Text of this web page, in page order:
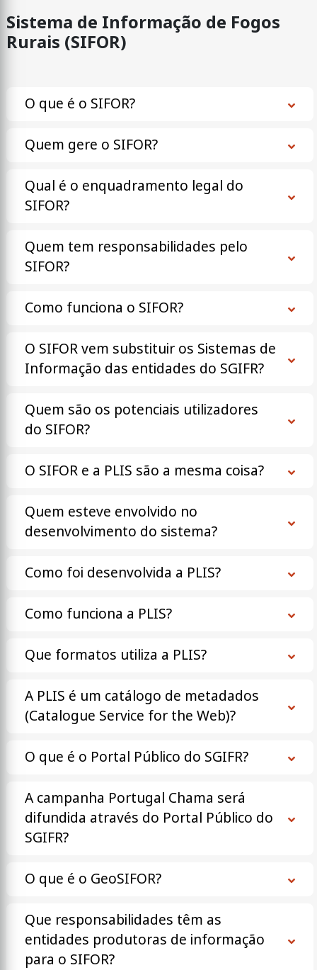
Sistema de Informação de Fogos
Rurais (SIFOR)
O que é o SIFOR?
Quem gere o SIFOR?
Qual é o enquadramento legal do
SIFOR?
Quem tem responsabilidades pelo
SIFOR?
Como funciona o SIFOR?
O SIFOR vem substituir os Sistemas de
Informação das entidades do SGIFR?
Quem são os potenciais utilizadores
do SIFOR?
O SIFOR e a PLIS são a mesma coisa?
Quem esteve envolvido no
desenvolvimento do sistema?
Como foi desenvolvida a PLIS?
Como funciona a PLIS?
Que formatos utiliza a PLIS?
A PLIS é um catálogo de metadados
(Catalogue Service for the Web)?
O que é o Portal Público do SGIFR?
A campanha Portugal Chama será
difundida através do Portal Público do
SGIFR?
O que é o GeoSIFOR?
Que responsabilidades têm as
entidades produtoras de informação
para o SIFOR?